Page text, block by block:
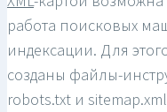
работа поисковых
индексации. Для
созданы файлы-
robots.txt и